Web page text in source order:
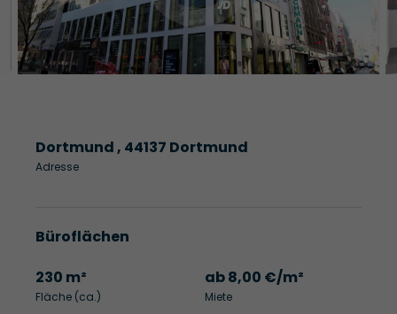
Dortmund , 44137 Dortmund
Adresse
Büroflächen
230 m²
Fläche (ca.)
ab 8,00 €/m²
Miete